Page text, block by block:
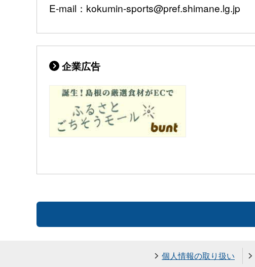
E-mail：kokumin-sports@pref.shimane.lg.jp
企業広告
個人情報の取り扱い